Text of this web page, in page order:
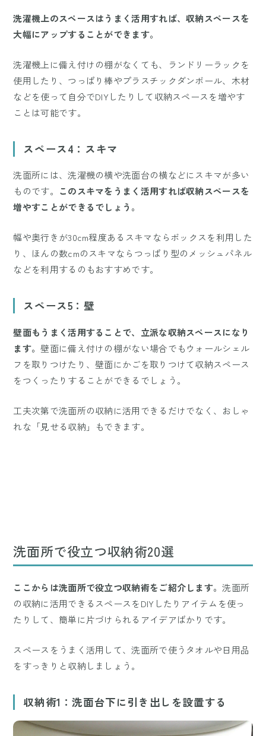
洗濯機上のスペースはうまく活用すれば、収納スペースを
大幅にアップすることができます。
洗濯機上に備え付けの棚がなくても、ランドリーラックを
使用したり、つっぱり棒やプラスチックダンボール、木材
などを使って自分でDIYしたりして収納スペースを増やす
ことは可能です。
スペース4：スキマ
洗面所には、洗濯機の横や洗面台の横などにスキマが多い
ものです。 このスキマをうまく活用すれば収納スペースを
増やすことができるでしょう。
幅や奥行きが30cm程度あるスキマならボックスを利用した
り、ほんの数cmのスキマならつっぱり型のメッシュパネル
などを利用するのもおすすめです。
スペース5：壁
壁面もうまく活用することで、立派な収納スペースになり
ます。壁面に備え付けの棚がない場合でもウォールシェル
フを取りつけたり、壁面にかごを取りつけて収納スペース
をつくったりすることができるでしょう。
工夫次第で洗面所の収納に活用できるだけでなく、おしゃ
れな「見せる収納」もできます。
洗面所で役立つ収納術20選
ここからは洗面所で役立つ収納術をご紹介します。洗面所
の収納に活用できるスペースをDIYしたりアイテムを使っ
たりして、簡単に片づけられるアイデアばかりです。
スペースをうまく活用して、洗面所で使うタオルや日用品
をすっきりと収納しましょう。
収納術1：洗面台下に引き出しを設置する